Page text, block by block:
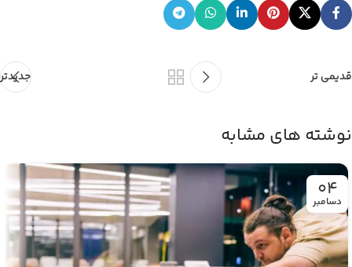
جدیدتر قدیمی تر
نوشته های مشابه
04
دسامبر